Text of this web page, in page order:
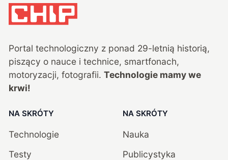
Portal technologiczny z ponad 29-letnią historią,
piszący o nauce i technice, smartfonach,
motoryzacji, fotografii. Technologie mamy we
krwi!
NA SKRÓTY
Technologie
Testy
NA SKRÓTY
Nauka
Publicystyka